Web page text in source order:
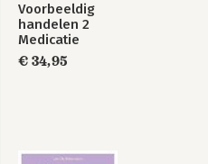
Voorbeeldig
handelen 2
Medicatie
€ 34,95